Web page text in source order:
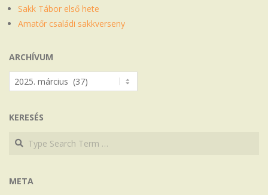
Sakk Tábor első hete
Amatőr családi sakkverseny
ARCHÍVUM
Archívum
KERESÉS
Search
Search
META